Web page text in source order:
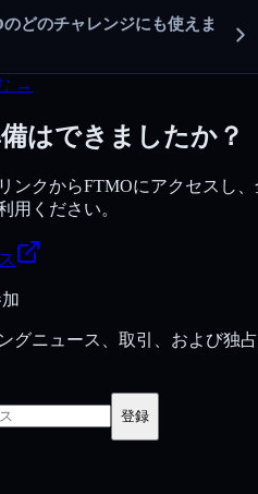
どのチャレンジにも使えま
→
はできましたか？
ンクからFTMOにアクセスし、
用ください。
グニュース、取引、および独
登録